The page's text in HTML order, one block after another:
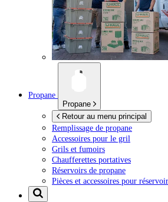
Propane
Propane
Retour au menu principal
Remplissage de propane
Accessoires pour le gril
Grils et fumoirs
Chaufferettes portatives
Réservoirs de propane
Pièces et accessoires pour réservoir